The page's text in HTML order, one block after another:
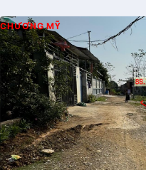
CHƯƠNG MỸ